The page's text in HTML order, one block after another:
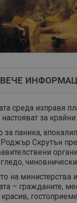
среда изправя
за
за паника,
Скрутън
на министерства
– гражданите,